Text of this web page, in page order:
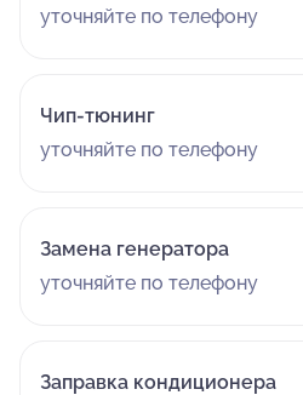
уточняйте по телефону
Чип-тюнинг
уточняйте по телефону
Замена генератора
уточняйте по телефону
Заправка кондиционера